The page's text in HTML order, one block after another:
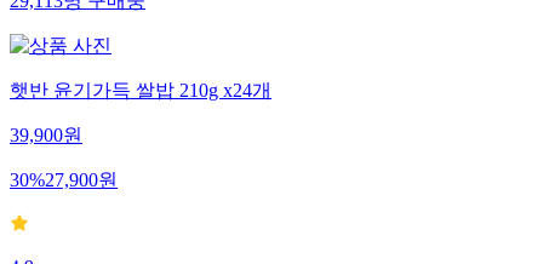
햇반 윤기가득 쌀밥 210g x24개
39,900원
30%27,900원